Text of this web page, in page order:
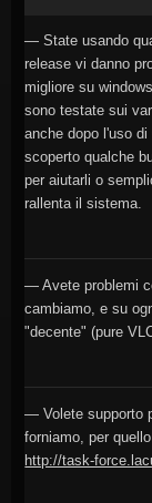
— State usando
release vi danno
migliore su
sono testate sui
anche dopo l'uso
scoperto qualche
per aiutarli o
rallenta il sistema.
— Avete problemi
cambiamo, e su
"decente" (pure
— Volete supporto
forniamo, per
http://task-